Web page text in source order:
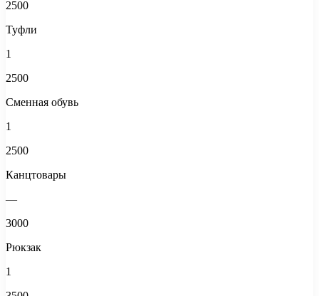
2500
Туфли
1
2500
Сменная обувь
1
2500
Канцтовары
—
3000
Рюкзак
1